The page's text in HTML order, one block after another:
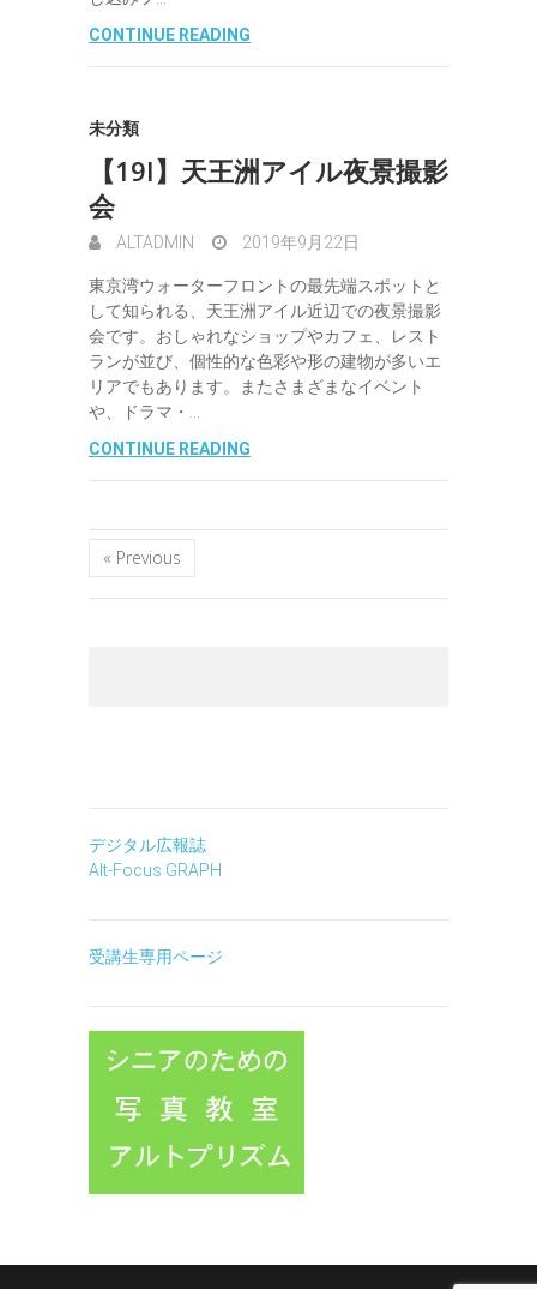
CONTINUE READING
未分類
【19I】天王洲アイル夜景撮影
会
ALTADMIN 2019年9月22日
東京湾ウォーターフロントの最先端スポットと
して知られる、天王洲アイル近辺での夜景撮影
会です。おしゃれなショップやカフェ、レスト
ランが並び、個性的な色彩や形の建物が多いエ
リアでもあります。またさまざまなイベント
や、ドラマ・…
CONTINUE READING
« Previous
デジタル広報誌
Alt-Focus GRAPH
受講生専用ページ